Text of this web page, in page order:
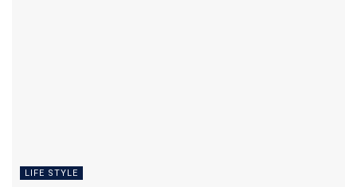
LIFE STYLE